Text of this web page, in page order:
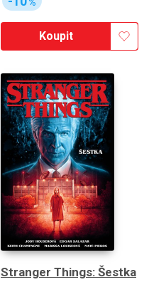
Koupit
Stranger Things: Šestka